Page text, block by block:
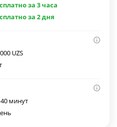
за 3 часа
за 2 дня
UZS
минут